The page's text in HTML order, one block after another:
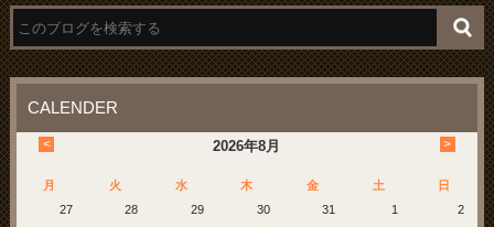
CALENDER
2026年8月
< >
月 火 水 木 金 土
日
27
28 29 30 31 1
2